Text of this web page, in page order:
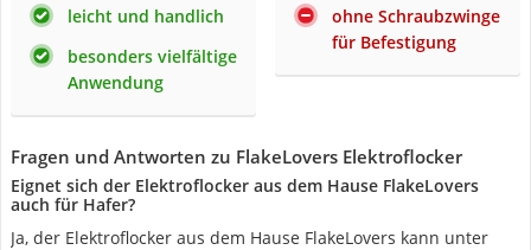
leicht und handlich
besonders vielfältige
Anwendung
ohne Schraubzwinge
für Befestigung
Fragen und Antworten zu FlakeLovers Elektroflocker
Eignet sich der Elektroflocker aus dem Hause FlakeLovers
auch für Hafer?
Ja, der Elektroflocker aus dem Hause FlakeLovers kann unter